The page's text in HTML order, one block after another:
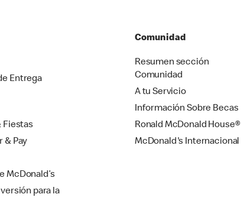
Entrega
Fiestas
& Pay
McDonald’s
para la
Comunidad
Resumen sección
Comunidad
A tu Servicio
Información Sobre Becas
Ronald McDonald House®
McDonald's Internacional